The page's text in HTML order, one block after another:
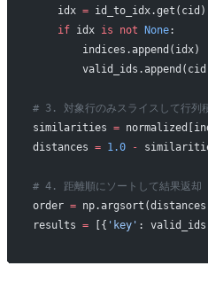
    idx
= id_to_idx.get(cid)
    if
idx is not None:
        indices.append(idx)
# 3. 対象行のみスライスして行列
similarities =
distances = 1.0 -
# 4. 距離順にソートして結果返却
order =
results = [{ 'key' :